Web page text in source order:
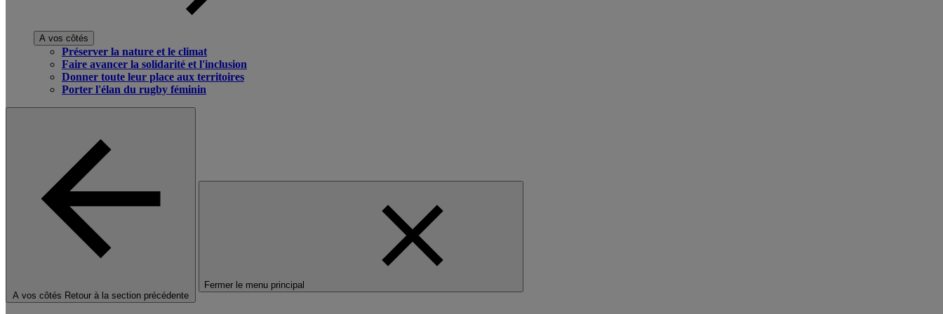
A vos côtés
Préserver la nature et le climat
Faire avancer la solidarité et l'inclusion
Donner toute leur place aux territoires
Porter l'élan du rugby féminin
A vos côtés Retour à la section précédente
Fermer le menu principal